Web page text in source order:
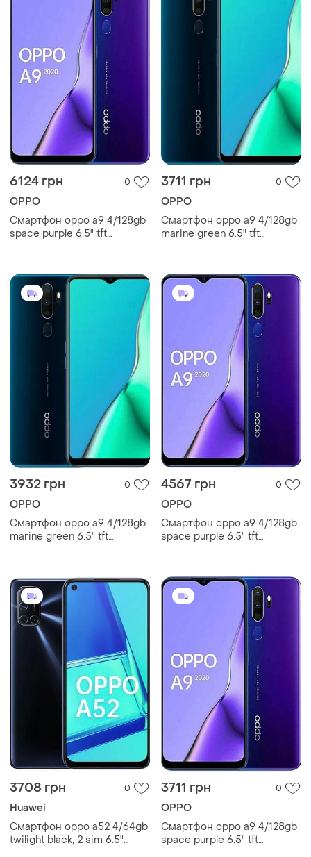
6124 грн 0
OPPO
Смартфон oppo a9 4/128gb
space purple 6.5" tft
3711 грн 0
OPPO
Смартфон oppo a9 4/128gb
marine green 6.5" tft
3932 грн 0
OPPO
Смартфон oppo a9 4/128gb
marine green 6.5" tft
4567 грн 0
OPPO
Смартфон oppo a9 4/128gb
space purple 6.5" tft
3708 грн 0
Huawei
Смартфон oppo a52 4/64gb
twilight black, 2 sim 6.5"
3711 грн 0
OPPO
Смартфон oppo a9 4/128gb
space purple 6.5" tft